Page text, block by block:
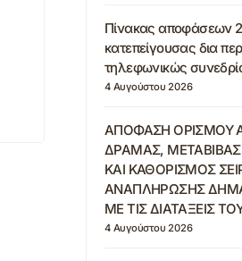
Πίνακας αποφάσεων
κατεπείγουσας δια
τηλεφωνικώς
4 Αυγούστου 2026
ΑΠΟΦΑΣΗ ΟΡΙΣΜΟΥ
ΔΡΑΜΑΣ,
ΚΑΙ ΚΑΘΟΡΙΣΜΟΣ
ΑΝΑΠΛΗΡΩΣΗΣ
ΜΕ ΤΙΣ ΔΙΑΤΑΞΕΙΣ
4 Αυγούστου 2026